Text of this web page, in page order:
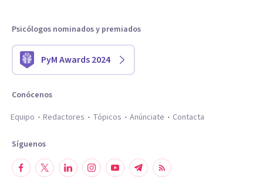
Psicólogos nominados y premiados
PyM Awards 2024
Conócenos
Equipo
Redactores Tópicos Anúnciate Contacta
Síguenos